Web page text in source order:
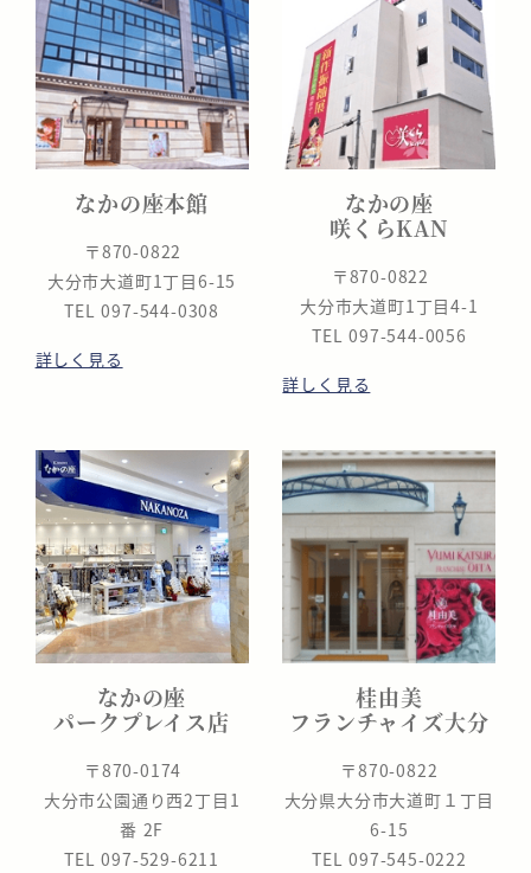
なかの座本館
〒870-0822
大分市大道町1丁目6-15
TEL 097-544-0308
詳しく見る
なかの座
咲くらKAN
〒870-0822
大分市大道町1丁目4-1
TEL 097-544-0056
詳しく見る
なかの座
パークプレイス店
〒870-0174
大分市公園通り西2丁目1
番 2F
TEL 097-529-6211
桂由美
フランチャイズ大分
〒870-0822
大分県大分市大道町１丁目
6-15
TEL 097-545-0222